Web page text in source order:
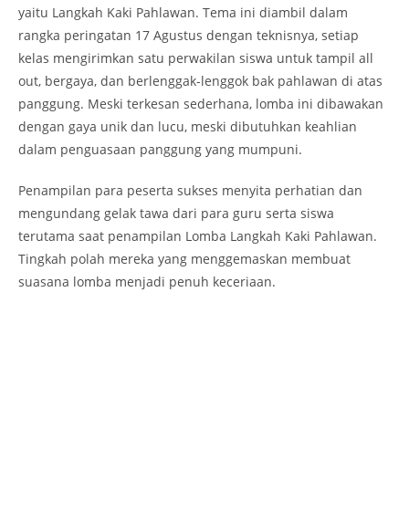
yaitu Langkah Kaki Pahlawan. Tema ini diambil dalam
rangka peringatan 17 Agustus dengan teknisnya, setiap
kelas mengirimkan satu perwakilan siswa untuk tampil all
out, bergaya, dan berlenggak-lenggok bak pahlawan di atas
panggung. Meski terkesan sederhana, lomba ini dibawakan
dengan gaya unik dan lucu, meski dibutuhkan keahlian
dalam penguasaan panggung yang mumpuni.
Penampilan para peserta sukses menyita perhatian dan
mengundang gelak tawa dari para guru serta siswa
terutama saat penampilan Lomba Langkah Kaki Pahlawan.
Tingkah polah mereka yang menggemaskan membuat
suasana lomba menjadi penuh keceriaan.